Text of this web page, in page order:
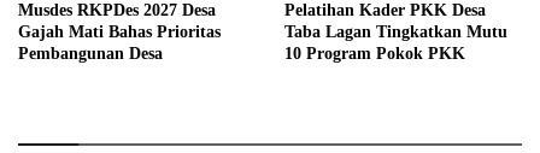
Musdes RKPDes 2027 Desa
Gajah Mati Bahas Prioritas
Pembangunan Desa
Pelatihan Kader PKK Desa
Taba Lagan Tingkatkan Mutu
10 Program Pokok PKK